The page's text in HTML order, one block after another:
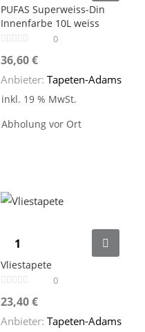
PUFAS Superweiss-Din
Innenfarbe 10L weiss
0
36,60€
Anbieter: Tapeten-Adams
inkl. 19 % MwSt.
Abholung vor Ort
Vliestapete
0
23,40€
Anbieter: Tapeten-Adams